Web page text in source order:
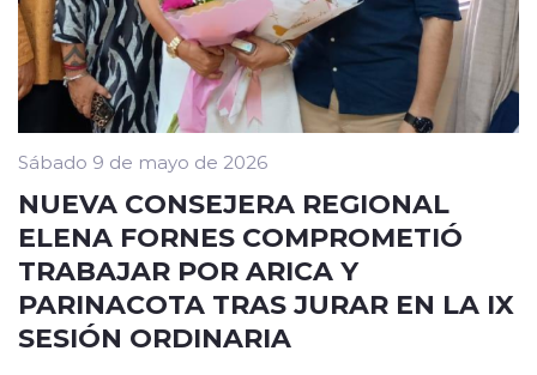
Sábado 9 de mayo de 2026
NUEVA CONSEJERA REGIONAL
ELENA FORNES COMPROMETIÓ
TRABAJAR POR ARICA Y
PARINACOTA TRAS JURAR EN LA IX
SESIÓN ORDINARIA